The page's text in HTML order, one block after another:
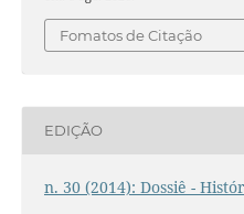
Fomatos de Citação
EDIÇÃO
n. 30 (2014): Dossiê -